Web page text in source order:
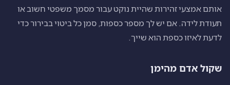
אותם אמצעי זהירות שהיית נוקט עבור מסמך משפטי חשוב או
תעודת לידה. אם יש לך מספר כספות, סמן כל ביטוי בבירור כדי
לדעת לאיזו כספת הוא שייך.
שקול אדם מהימן